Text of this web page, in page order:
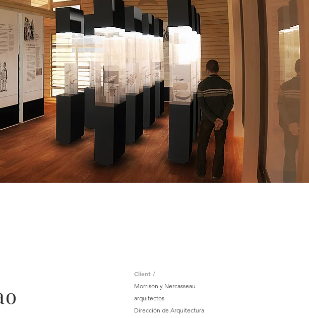
Client /
Morrison y Nercasseau
arquitectos
Dirección de Arquitectura